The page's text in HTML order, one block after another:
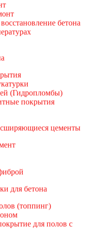
бетона
(Гидропломбы)
покрытия
цементы
для бетона
(топпинг)
для полов с